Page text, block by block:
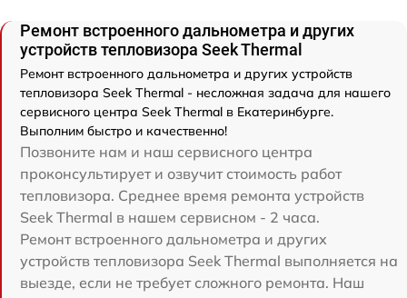
Ремонт встроенного дальнометра и других
устройств тепловизора Seek Thermal
Ремонт встроенного дальнометра и других устройств
тепловизора Seek Thermal - несложная задача для нашего
сервисного центра Seek Thermal в Екатеринбурге.
Выполним быстро и качественно!
Позвоните нам и наш сервисного центра
проконсультирует и озвучит стоимость работ
тепловизора. Среднее время ремонта устройств
Seek Thermal в нашем сервисном - 2 часа.
Ремонт встроенного дальнометра и других
устройств тепловизора Seek Thermal выполняется на
выезде, если не требует сложного ремонта. Наш